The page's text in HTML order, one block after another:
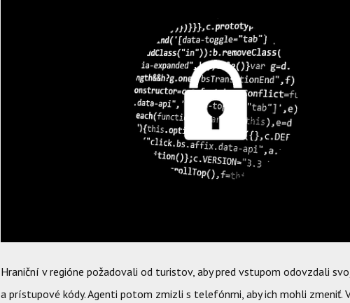
Hraniční v regióne požadovali od turistov, aby pred vstupom odovzdali
a prístupové kódy. Agenti potom zmizli s telefónmi, aby ich mohli zmeniť.